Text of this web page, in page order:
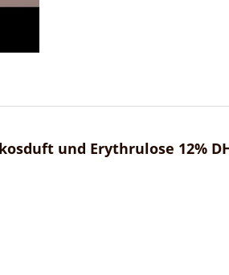
und Erythrulose 12%